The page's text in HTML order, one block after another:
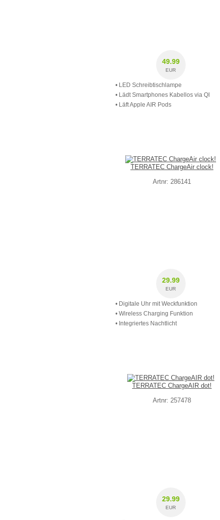
49.99
EUR
• LED Schreibtischlampe
• Lädt Smartphones Kabellos via QI
• Läft Apple AIR Pods
TERRATEC ChargeAir clock!
Artnr: 286141
29.99
EUR
• Digitale Uhr mit Weckfunktion
• Wireless Charging Funktion
• Integriertes Nachtlicht
TERRATEC ChargeAIR dot!
Artnr: 257478
29.99
EUR